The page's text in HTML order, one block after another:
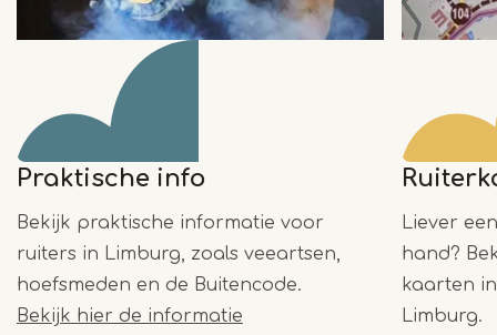
Praktische info
Bekijk praktische informatie voor
ruiters in Limburg, zoals veeartsen,
hoefsmeden en de Buitencode.
Bekijk hier de informatie
Liever
hand?
kaarten
Limburg.